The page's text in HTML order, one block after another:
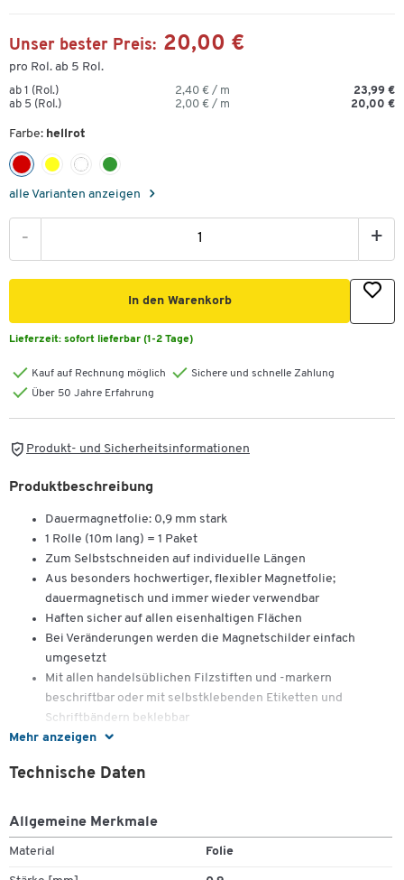
Unser bester Preis: 20,00 €
pro Rol. ab 5 Rol.
ab 1 (Rol.) 2,40 € / m
23,99 €
ab 5 (Rol.)
2,00 € / m 20,00 €
Farbe: hellrot
alle Varianten anzeigen
- +
In den Warenkorb
Lieferzeit: sofort lieferbar (1-2 Tage)
Kauf auf Rechnung möglich
Sichere und schnelle Zahlung
Über 50 Jahre Erfahrung
Produkt- und Sicherheitsinformationen
Mehr anzeigen
Produktbeschreibung
Dauermagnetfolie: 0,9 mm stark
1 Rolle (10m lang) = 1 Paket
Zum Selbstschneiden auf individuelle Längen
Aus besonders hochwertiger, flexibler Magnetfolie;
dauermagnetisch und immer wieder verwendbar
Haften sicher auf allen eisenhaltigen Flächen
Bei Veränderungen werden die Magnetschilder einfach
umgesetzt
Mit allen handelsüblichen Filzstiften und -markern
beschriftbar oder mit selbstklebenden Etiketten und
Schriftbändern beklebbar
Technische Daten
Allgemeine Merkmale
Material Folie